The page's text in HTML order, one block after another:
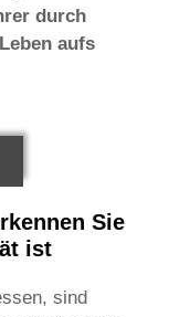
durch
aufs
Sie
ist
sind